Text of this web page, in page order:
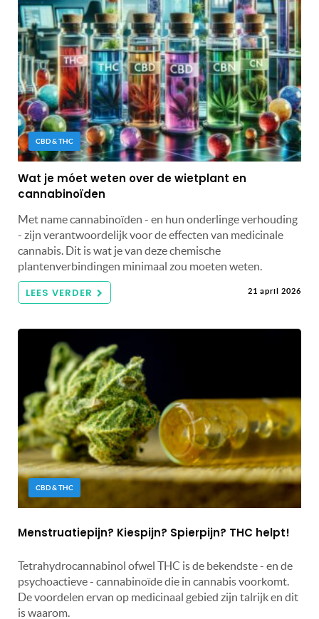
CBD & THC
Wat je móet weten over de wietplant en
cannabinoïden
Met name cannabinoïden - en hun onderlinge verhouding
- zijn verantwoordelijk voor de effecten van medicinale
cannabis. Dit is wat je van deze chemische
plantenverbindingen minimaal zou moeten weten.
LEES VERDER 21 april 2026
CBD & THC
Menstruatiepijn? Kiespijn? Spierpijn? THC helpt!
Tetrahydrocannabinol ofwel THC is de bekendste - en de
psychoactieve - cannabinoïde die in cannabis voorkomt.
De voordelen ervan op medicinaal gebied zijn talrijk en dit
is waarom.